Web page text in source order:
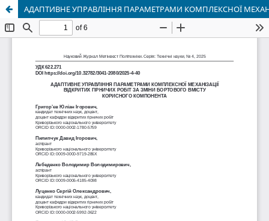
АДАПТИВНЕ УПРАВЛІННЯ ПАРАМЕТРАМИ КОМПЛЕКСНОЇ